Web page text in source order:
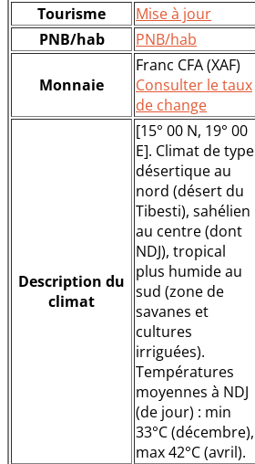
Tourisme
Mise à jour
PNB/hab
PNB/hab
Monnaie
Franc CFA (XAF)
Consulter le taux
de change
Description du
climat
[15° 00 N, 19° 00
E]. Climat de type
désertique au
nord (désert du
Tibesti), sahélien
au centre (dont
NDJ), tropical
plus humide au
sud (zone de
savanes et
cultures
irriguées).
Températures
moyennes à NDJ
(de jour) : min
33°C (décembre),
max 42°C (avril).